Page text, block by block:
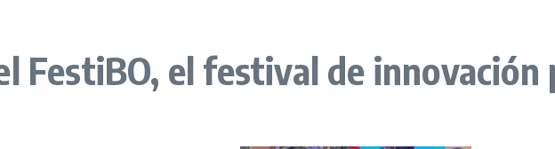
FestiBO, el festival de innovación